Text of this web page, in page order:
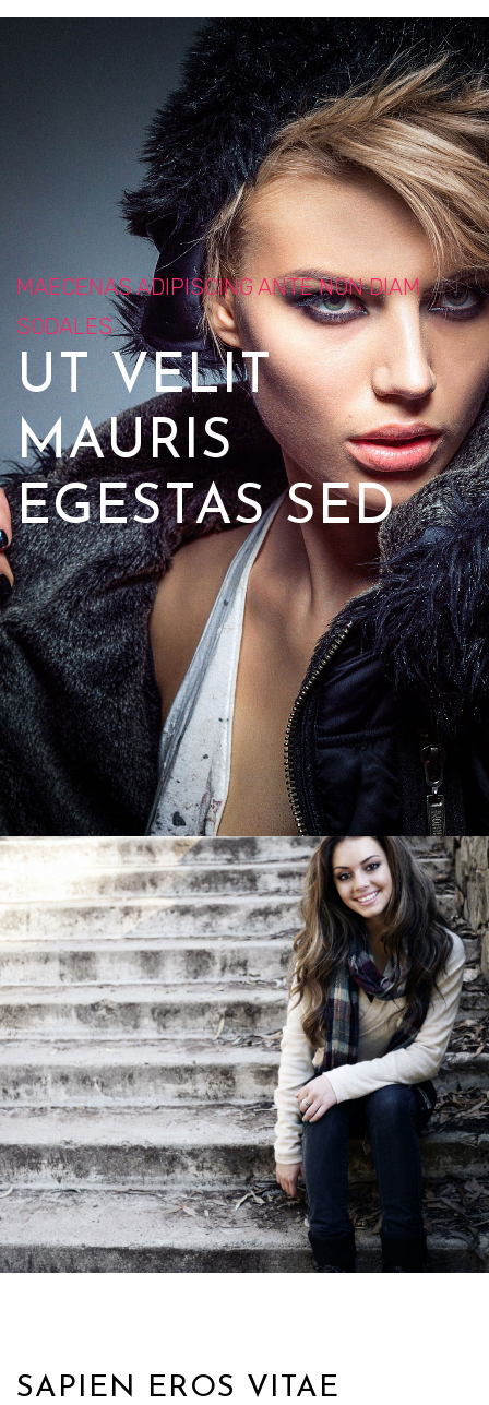
MAECENAS ADIPISCING ANTE NON DIAM
SODALES
UT VELIT
MAURIS
EGESTAS SED
SAPIEN EROS VITAE